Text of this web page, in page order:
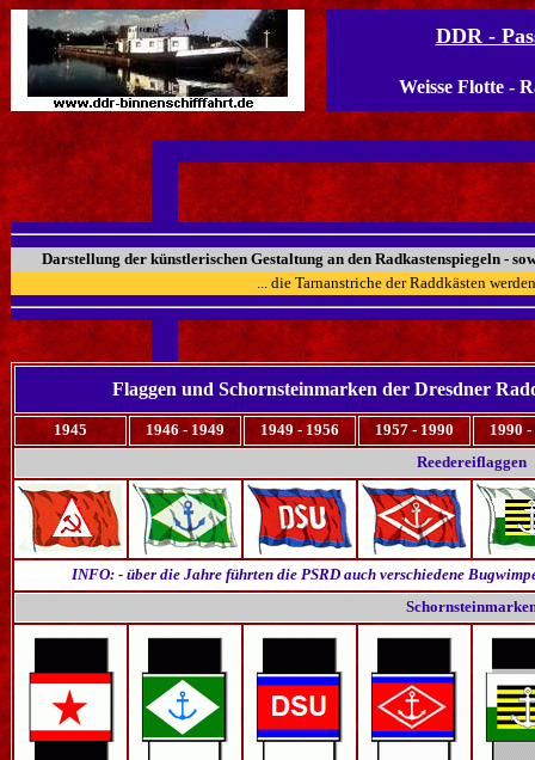
DDR -
Weisse Flotte -
Darstellung der künstlerischen Gestaltung an den Radkastenspiegeln -
... die Tarnanstriche der Raddkästen
Flaggen und Schornsteinmarken der Dresdner
1945 1946 - 1949 1949 - 1956 1957 - 1990
1990 -
Reedereiflaggen
INFO: - über die Jahre führten die PSRD auch verschiedene